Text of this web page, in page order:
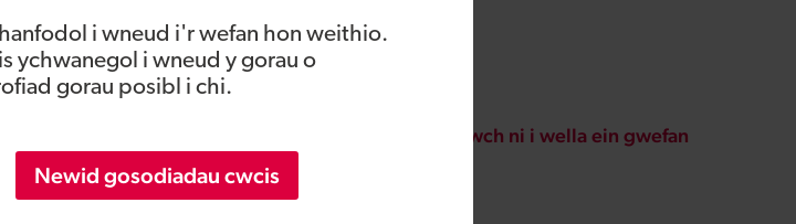
i wneud i'r wefan hon weithio.
ychwanegol i wneud y gorau o
gorau posibl i chi.
Newid gosodiadau cwcis
Helpwch ni i wella ein gwefan